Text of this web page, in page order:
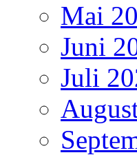
Mai
Juni
Juli